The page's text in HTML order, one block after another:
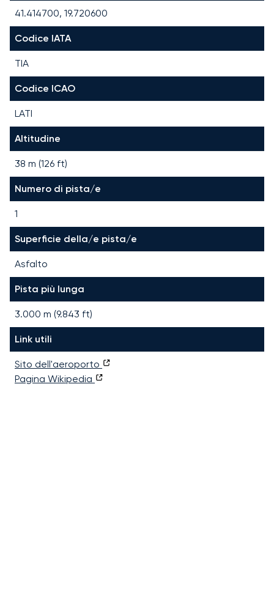
41.414700, 19.720600
Codice IATA
TIA
Codice ICAO
LATI
Altitudine
38 m (126 ft)
Numero di pista/e
1
Superficie della/e pista/e
Asfalto
Pista più lunga
3.000 m (9.843 ft)
Link utili
Sito dell'aeroporto
Pagina Wikipedia